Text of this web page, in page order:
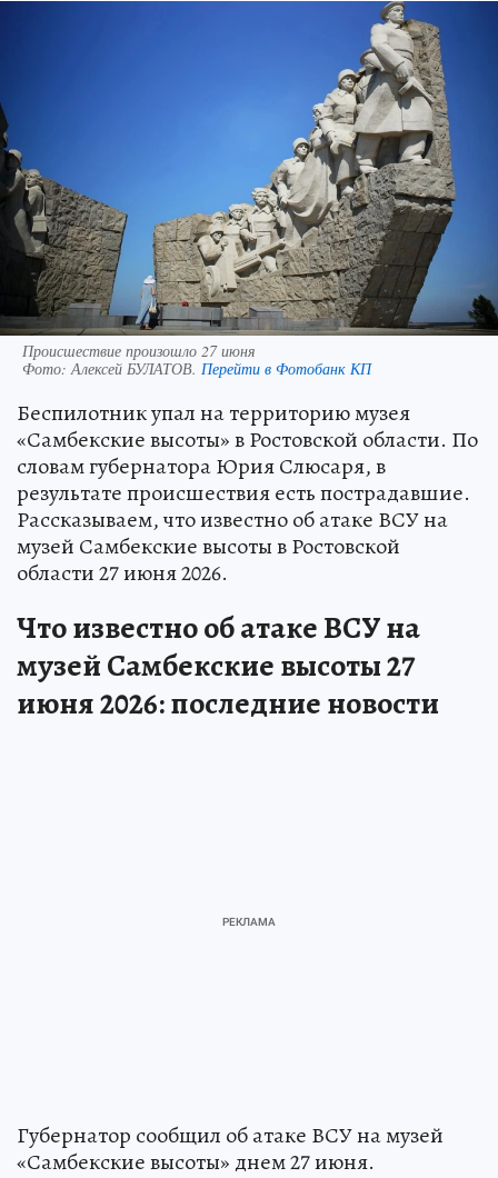
Происшествие произошло 27 июня
Фото: Алексей БУЛАТОВ. Перейти в Фотобанк КП
Беспилотник упал на территорию музея
«Самбекские высоты» в Ростовской области. По
словам губернатора Юрия Слюсаря, в
результате происшествия есть пострадавшие.
Рассказываем, что известно об атаке ВСУ на
музей Самбекские высоты в Ростовской
области 27 июня 2026.
Что известно об атаке ВСУ на
музей Самбекские высоты 27
июня 2026: последние новости
Губернатор сообщил об атаке ВСУ на музей
«Самбекские высоты» днем 27 июня.